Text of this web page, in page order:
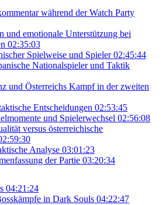
während der Watch Party
und emotionale Unterstützung bei
02:35:03
Spielweise und Spieler 02:45:44
Nationalspieler und Taktik
und Österreichs Kampf in der zweiten
Entscheidungen 02:53:45
und Spielerwechsel 02:56:08
versus österreichische
Analyse 03:01:23
der Partie 03:20:34
04:21:24
in Dark Souls 04:22:47